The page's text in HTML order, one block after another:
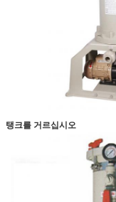
탱크를 거르십시오